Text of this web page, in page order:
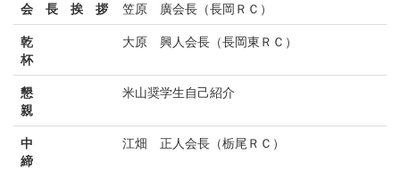
会 長 挨 拶
笠原 廣会長（長岡ＲＣ）
乾
杯
大原 興人会長（長岡東ＲＣ）
懇
親
米山奨学生自己紹介
中
締
江畑 正人会長（栃尾ＲＣ）